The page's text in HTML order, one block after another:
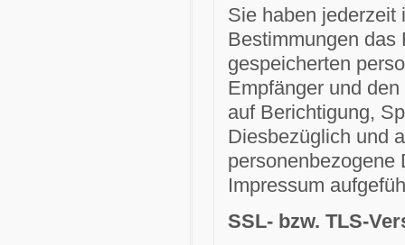
Sie haben jederzeit
Bestimmungen das
gespeicherten
Empfänger und
auf Berichtigung,
Diesbezüglich und
personenbezogene
Impressum
SSL- bzw. TLS-